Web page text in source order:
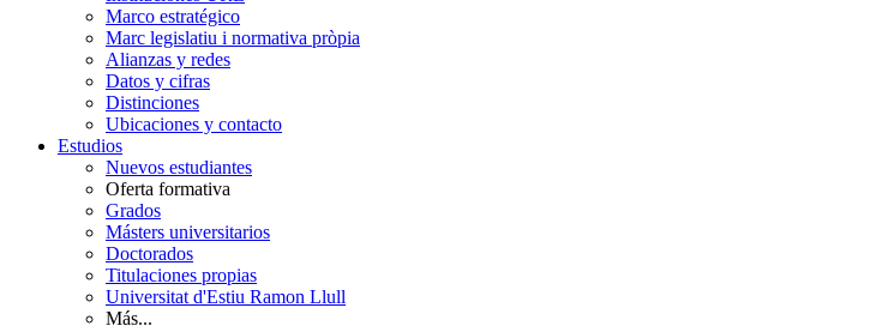
Marco estratégico
Marc legislatiu i normativa pròpia
Alianzas y redes
Datos y cifras
Distinciones
Ubicaciones y contacto
Estudios
Nuevos estudiantes
Oferta formativa
Grados
Másters universitarios
Doctorados
Titulaciones propias
Universitat d'Estiu Ramon Llull
Más...